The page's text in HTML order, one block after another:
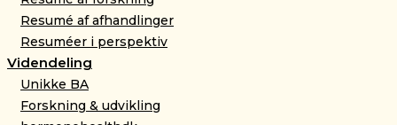
Resumé af afhandlinger
Resuméer i perspektiv
Videndeling
Unikke BA
Forskning & udvikling